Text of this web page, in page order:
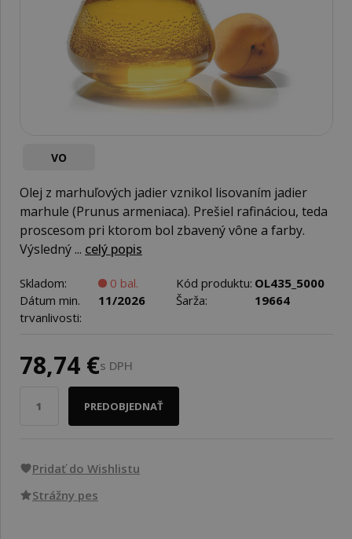
VO
Olej z marhuľových jadier vznikol lisovaním jadier
marhule (Prunus armeniaca). Prešiel rafináciou, teda
proscesom pri ktorom bol zbavený vône a farby.
Výsledný ... celý popis
Skladom: 0 bal. Kód produktu: OL435_5000
Dátum min.
trvanlivosti:
11/2026 Šarža: 19664
78,74 €s DPH
PREDOBJEDNAŤ
Pridať do Wishlistu
Strážny pes